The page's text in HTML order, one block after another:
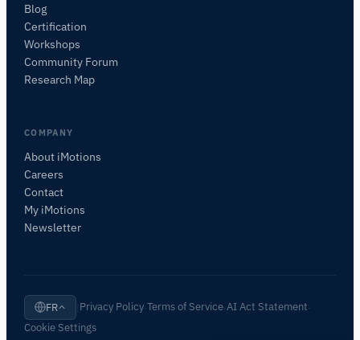
Blog
Certification
Workshops
Community Forum
Research Map
COMPANY
About iMotions
Careers
Contact
My iMotions
Newsletter
FR Privacy Policy ·Terms of Service ·AI Act Statement
Cookie Settings
POSER UNE QUESTION SUR CETTE PAGE
De quoi parle cette page ?